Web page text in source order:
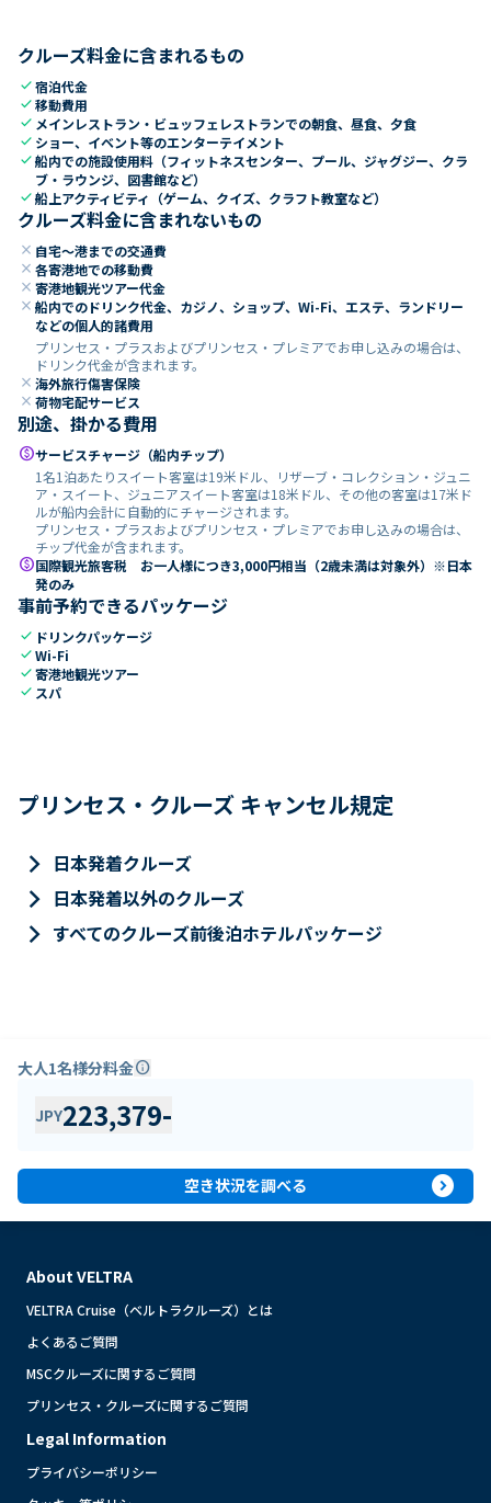
クルーズ料金に含まれるもの
check宿泊代金
check移動費用
check メインレストラン・ビュッフェレストランでの朝食、昼食、夕食
check ショー、イベント等のエンターテイメント
check船内での施設使用料（フィットネスセンター、プール、ジャグジー、クラ
ブ・ラウンジ、図書館など）
check船上アクティビティ（ゲーム、クイズ、クラフト教室など）
クルーズ料金に含まれないもの
close 自宅～港までの交通費
close 各寄港地での移動費
close 寄港地観光ツアー代金
close 船内でのドリンク代金、カジノ、ショップ、Wi-Fi、エステ、ランドリー
などの個人的諸費用
プリンセス・プラスおよびプリンセス・プレミアでお申し込みの場合は、
ドリンク代金が含まれます。
close 海外旅行傷害保険
close 荷物宅配サービス
別途、掛かる費用
paidサービスチャージ（船内チップ）
1名1泊あたりスイート客室は19米ドル、リザーブ・コレクション・ジュニ
ア・スイート、ジュニアスイート客室は18米ドル、その他の客室は17米ド
ルが船内会計に自動的にチャージされます。
プリンセス・プラスおよびプリンセス・プレミアでお申し込みの場合は、
チップ代金が含まれます。
paid国際観光旅客税 お一人様につき3,000円相当（2歳未満は対象外）※日本
発のみ
事前予約できるパッケージ
check ドリンクパッケージ
checkWi-Fi
check寄港地観光ツアー
check スパ
プリンセス・クルーズ キャンセル規定
keyboard_arrow_right 日本発着クルーズ
keyboard_arrow_right 日本発着以外のクルーズ
keyboard_arrow_right すべてのクルーズ前後泊ホテルパッケージ
大人1名様分料金info
JPY223,379-
空き状況を調べる expand_circle_right
About VELTRA
VELTRA Cruise（ベルトラクルーズ）とは
よくあるご質問
MSCクルーズに関するご質問
プリンセス・クルーズに関するご質問
Legal Information
プライバシーポリシー